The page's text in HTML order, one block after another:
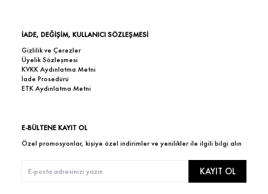
İADE, DEĞİŞİM, KULLANICI SÖZLEŞMESİ
Gizlilik ve Çerezler
Üyelik Sözleşmesi
KVKK Aydınlatma Metni
İade Prosedürü
ETK Aydınlatma Metni
E-BÜLTENE KAYIT OL
Özel promosyonlar, kişiye özel indirimler ve yenilikler ile ilgili bilgi alın
KAYIT OL